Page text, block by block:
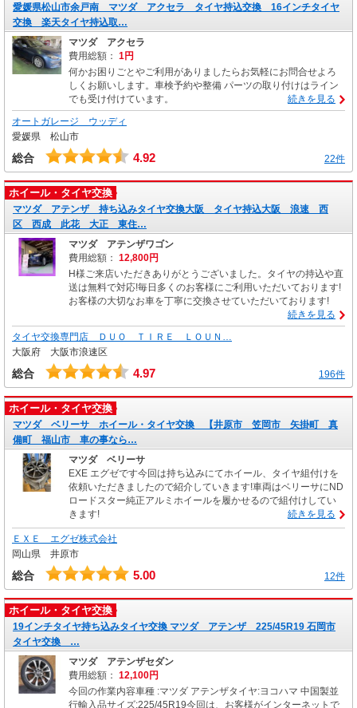
愛媛県松山市余戸南 マツダ アクセラ タイヤ持込交換 16インチタイヤ
交換 楽天タイヤ持込取…
マツダ アクセラ
費用総額： 1円
何かお困りごとやご利用がありましたらお気軽にお問合せよろ
しくお願いします。車検予約や整備 パーツの取り付けはライン
でも受け付けています。
続きを見る
オートガレージ ウッディ
愛媛県 松山市
総合 4.92 22件
ホイール・タイヤ交換
マツダ アテンザ 持ち込みタイヤ交換大阪 タイヤ持込大阪 浪速 西
区 西成 此花 大正 東住…
マツダ アテンザワゴン
費用総額： 12,800円
H様ご来店いただきありがとうございました。タイヤの持込や直
送は無料で対応!毎日多くのお客様にご利用いただいております!
お客様の大切なお車を丁寧に交換させていただいております!
続きを見る
タイヤ交換専門店 ＤＵＯ ＴＩＲＥ ＬＯＵＮ…
大阪府 大阪市浪速区
総合 4.97 196件
ホイール・タイヤ交換
マツダ ベリーサ ホイール・タイヤ交換 【井原市 笠岡市 矢掛町 真
備町 福山市 車の事なら…
マツダ ベリーサ
EXE エグゼです今回は持ち込みにてホイール、タイヤ組付けを
依頼いただきましたので紹介していきます!車両はベリーサにND
ロードスター純正アルミホイールを履かせるので組付けしてい
きます!
続きを見る
ＥＸＥ エグゼ株式会社
岡山県 井原市
総合 5.00 12件
ホイール・タイヤ交換
19インチタイヤ持ち込みタイヤ交換 マツダ アテンザ 225/45R19 石岡市
タイヤ交換 …
マツダ アテンザセダン
費用総額： 12,100円
今回の作業内容車種 :マツダ アテンザタイヤ:ヨコハマ 中国製並
行輸入品サイズ:225/45R19今回は、お客様がインターネットで